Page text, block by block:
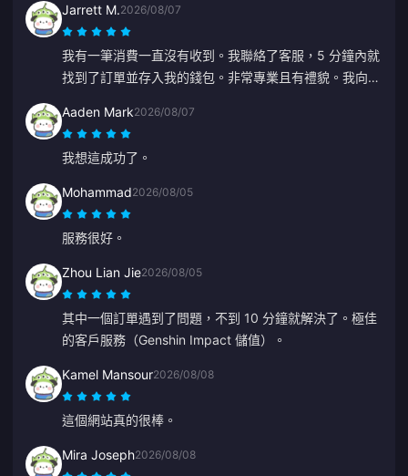
Jarrett M.2026/08/07
我有一筆消費一直沒有收到。我聯絡了客服，5 分鐘內就
找到了訂單並存入我的錢包。非常專業且有禮貌。我向大
Aaden Mark2026/08/07
我想這成功了。
Mohammad2026/08/05
服務很好。
Zhou Lian Jie2026/08/05
其中一個訂單遇到了問題，不到 10 分鐘就解決了。極佳
的客戶服務（Genshin Impact 儲值）。
Kamel Mansour2026/08/08
這個網站真的很棒。
Mira Joseph2026/08/08